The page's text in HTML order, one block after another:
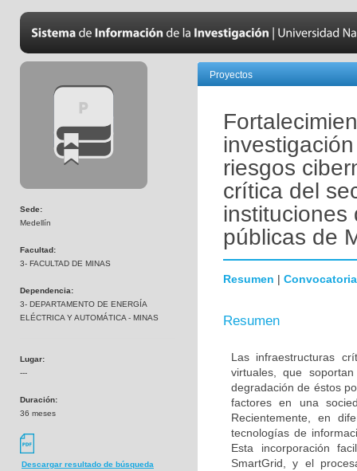
Sede:
Medellín
Facultad:
3- FACULTAD DE MINAS
Dependencia:
3- DEPARTAMENTO DE ENERGÍA
ELÉCTRICA Y AUTOMÁTICA - MINAS
Lugar:
---
Duración:
36 meses
Descargar resultado de búsqueda
Proyectos
riesgos
crítica del
instituciones
públicas de
Resumen | Convocatoria
Resumen
Las infraestructuras
virtuales, que
degradación de éstos
factores en una
Recientemente, en
tecnologías de
Esta incorporación
SmartGrid, y el